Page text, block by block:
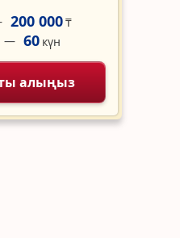
200 000₸
60 күн
алыңыз